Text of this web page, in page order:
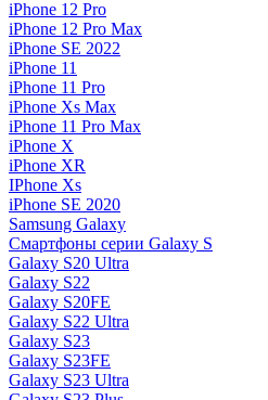
iPhone 12 Pro
iPhone 12 Pro Max
iPhone SE 2022
iPhone 11
iPhone 11 Pro
iPhone Xs Max
iPhone 11 Pro Max
iPhone X
iPhone XR
IPhone Xs
iPhone SE 2020
Samsung Galaxy
Смартфоны серии Galaxy S
Galaxy S20 Ultra
Galaxy S22
Galaxy S20FE
Galaxy S22 Ultra
Galaxy S23
Galaxy S23FE
Galaxy S23 Ultra